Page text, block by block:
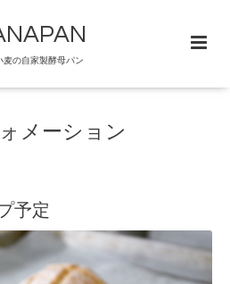
麦の自家製酵母パン
メーション
予定